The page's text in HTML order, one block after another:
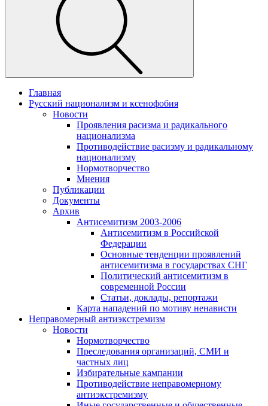
Главная
Русский национализм и ксенофобия
Новости
Проявления расизма и радикального
национализма
Противодействие расизму и радикальному
национализму
Нормотворчество
Мнения
Публикации
Документы
Архив
Антисемитизм 2003-2006
Антисемитизм в Российской
Федерации
Основные тенденции проявлений
антисемитизма в государствах СНГ
Политический антисемитизм в
современной России
Статьи, доклады, репортажи
Карта нападений по мотиву ненависти
Неправомерный антиэкстремизм
Новости
Нормотворчество
Преследования организаций, СМИ и
частных лиц
Избирательные кампании
Противодействие неправомерному
антиэкстремизму